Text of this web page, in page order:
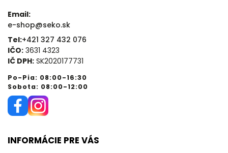
Email:
e-shop@seko.sk
Tel:+421 327 432 076
IČO: 3631 4323
IČ DPH: SK2020177731
Po-Pia: 08:00-16:30
Sobota: 08:00-12:00
INFORMÁCIE PRE VÁS